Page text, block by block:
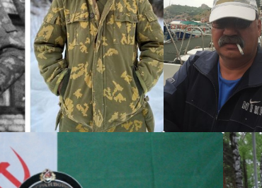
штурманский